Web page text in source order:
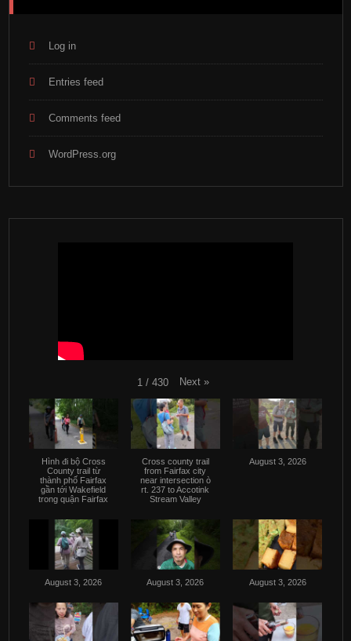
Log in
Entries feed
Comments feed
WordPress.org
1 / 430 Next »
Hình đi bộ Cross
County trail từ
thành phố Fairfax
gần tới Wakefield
trong quận Fairfax
Cross county trail
from Fairfax city
near intersection ò
rt. 237 to Accotink
Stream Valley
August 3, 2026
August 3, 2026 August 3, 2026 August 3, 2026